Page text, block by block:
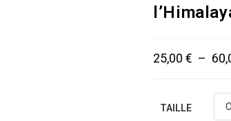
25,00€ –
TAILLE